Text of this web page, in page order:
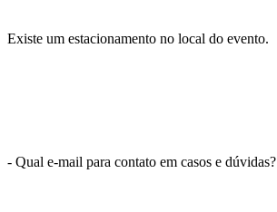
Existe um estacionamento no local do evento.
- Qual e-mail para contato em casos e dúvidas?